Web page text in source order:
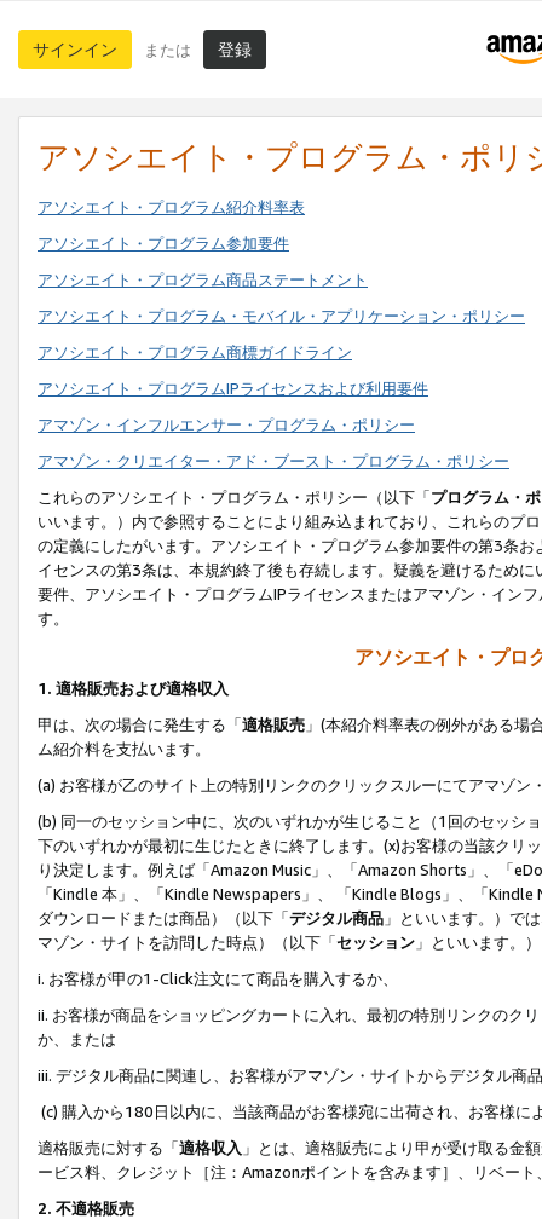
サインイン または 登録
アソシエイト・プログラム・ポリ
アソシエイト・プログラム紹介料率表
アソシエイト・プログラム参加要件
アソシエイト・プログラム商品ステートメント
アソシエイト・プログラム・モバイル・アプリケーション・ポリシー
アソシエイト・プログラム商標ガイドライン
アソシエイト・プログラムIPライセンスおよび利用要件
アマゾン・インフルエンサー・プログラム・ポリシー
アマゾン・クリエイター・アド・ブースト・プログラム・ポリシー
これらのアソシエイト・プログラム・ポリシー（以下「プログラム・
いいます。）内で参照することにより組み込まれており、これらのプ
の定義にしたがいます。アソシエイト・プログラム参加要件の第3条
イセンスの第3条は、本規約終了後も存続します。疑義を避けるため
要件、アソシエイト・プログラムIPライセンスまたはアマゾン・イン
す。
アソシエイト・プロ
1. 適格販売および適格収入
甲は、次の場合に発生する「適格販売 」(本紹介料率表の例外がある
ム紹介料を支払います。
(a) お客様が乙のサイト上の特別リンクのクリックスルーにてアマゾン
(b) 同一のセッション中に、次のいずれかが生じること（1回のセッシ
下のいずれかが最初に生じたときに終了します。(x)お客様の当該ク
り決定します。例えば「Amazon Music」、「Amazon Shorts」、「
「Kindle 本」、「Kindle Newspapers」、 「Kindle Blogs」、「
ダウンロードまたは商品）（以下「デジタル商品 」といいます。）で
マゾン・サイトを訪問した時点）（以下「セッション 」といいます。
i. お客様が甲の1-Click注文にて商品を購入するか、
ii. お客様が商品をショッピングカートに入れ、最初の特別リンクのク
か、または
iii. デジタル商品に関連し、お客様がアマゾン・サイトからデジタル
(c) 購入から180日以内に、当該商品がお客様宛に出荷され、お客様
適格販売に対する「適格収入 」とは、適格販売により甲が受け取る金
ービス料、クレジット［注：Amazonポイントを含みます］、リベー
2. 不適格販売